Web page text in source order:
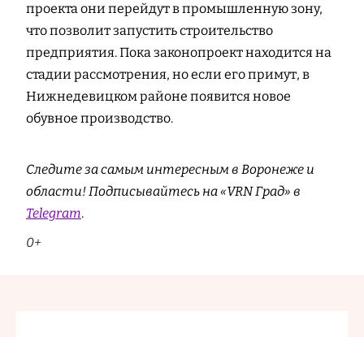
проекта они перейдут в промышленную зону,
что позволит запустить строительство
предприятия. Пока законопроект находится на
стадии рассмотрения, но если его примут, в
Нижнедевицком районе появится новое
обувное производство.
Следите за самым интересным в Воронеже и
области! Подписывайтесь на «VRN Град» в
Telegram.
0+